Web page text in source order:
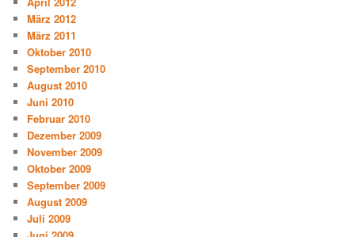
März 2012
März 2011
Oktober 2010
September 2010
August 2010
Juni 2010
Februar 2010
Dezember 2009
November 2009
Oktober 2009
September 2009
August 2009
Juli 2009